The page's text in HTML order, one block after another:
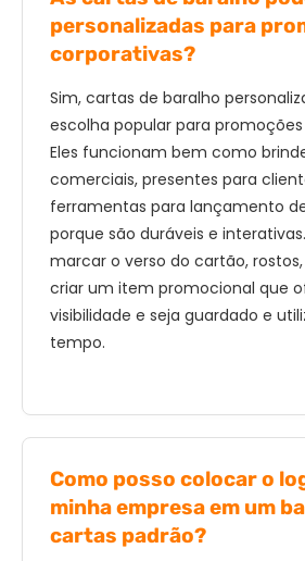
personalizadas para
corporativas?
Sim, cartas de baralho
escolha popular para
Eles funcionam bem como
comerciais, presentes para
ferramentas para lançamento
porque são duráveis ​​e
marcar o verso do cartão,
criar um item promocional que
visibilidade e seja guardado e
tempo.
Como posso colocar o
minha empresa em um
cartas padrão?